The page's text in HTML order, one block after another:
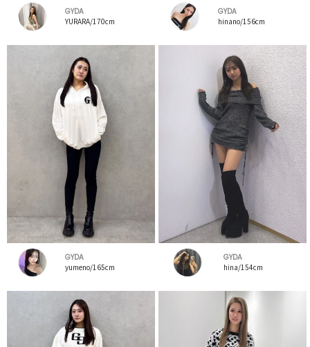
GYDA
YURARA/170cm
GYDA
hinano/156cm
GYDA
yumeno/165cm
GYDA
hina/154cm